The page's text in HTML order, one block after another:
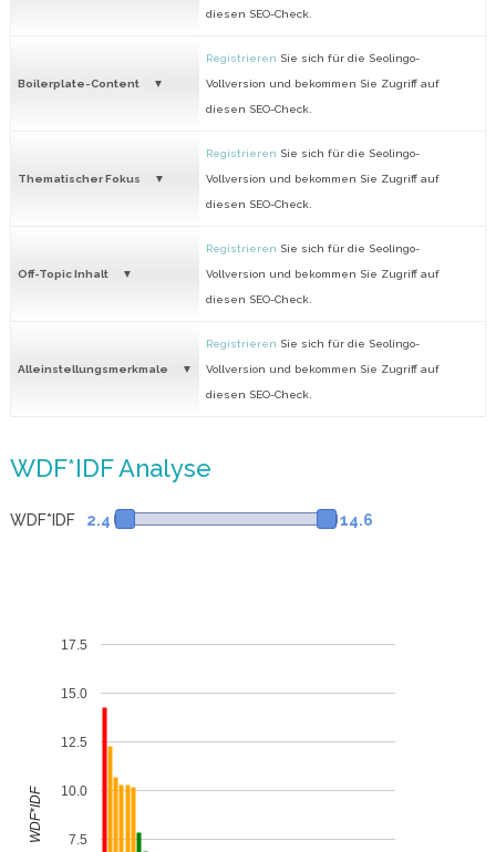
diesen SEO-Check.
Boilerplate-Content
Registrieren Sie sich für die Seolingo-
Vollversion und bekommen Sie Zugriff auf
diesen SEO-Check.
Thematischer Fokus
Registrieren Sie sich für die Seolingo-
Vollversion und bekommen Sie Zugriff auf
diesen SEO-Check.
Off-Topic Inhalt
Registrieren Sie sich für die Seolingo-
Vollversion und bekommen Sie Zugriff auf
diesen SEO-Check.
Alleinstellungsmerkmale
Registrieren Sie sich für die Seolingo-
Vollversion und bekommen Sie Zugriff auf
diesen SEO-Check.
WDF*IDF Analyse
WDF*IDF 2.4 14.6
7.5
10.0
12.5
15.0
17.5
WDF*IDF